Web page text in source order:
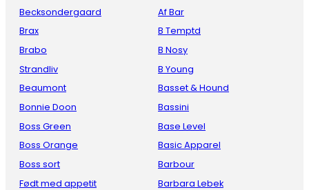
Becksondergaard
Brax
Brabo
Strandliv
Beaumont
Bonnie Doon
Boss Green
Boss Orange
Boss sort
Født med appetit
Af Bar
B Temptd
B Nosy
B Young
Basset & Hound
Bassini
Base Level
Basic Apparel
Barbour
Barbara Lebek